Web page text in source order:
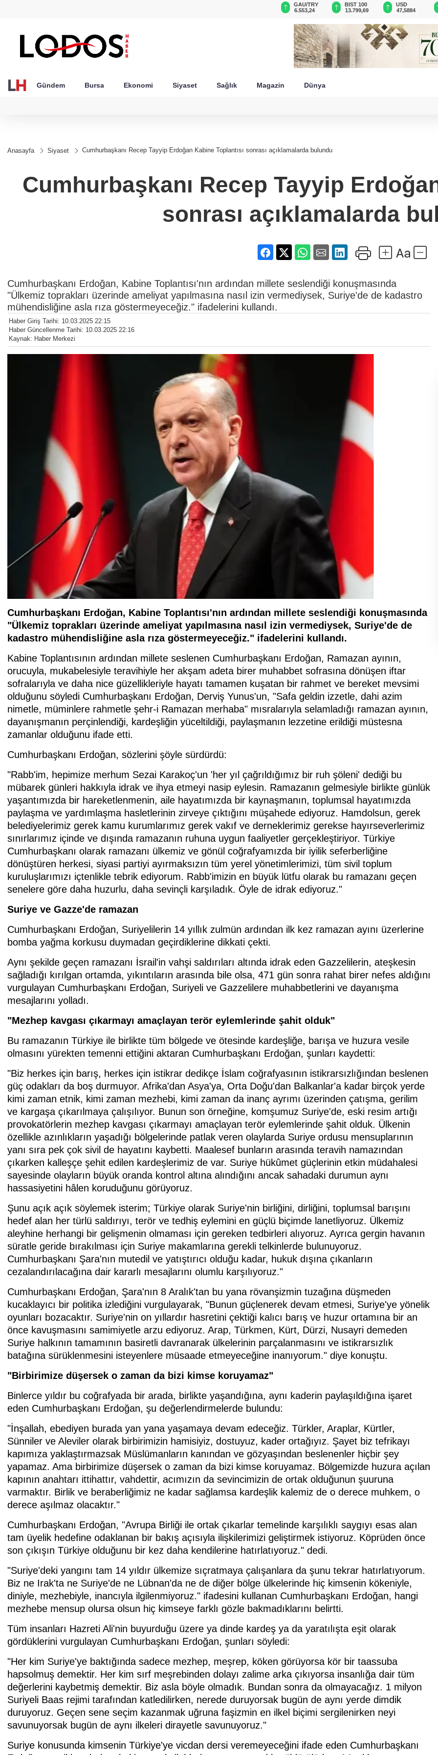
BIST 100
13.799,69
USD
47,5884
EUR
55,0514
Gündem Bursa Ekonomi Siyaset Sağlık Magazin Dünya
Anasayfa Siyaset Cumhurbaşkanı Recep Tayyip Erdoğan Kabine Toplantısı sonrası açıklamalarda bulundu
Cumhurbaşkanı Recep Tayyip
sonrası açıklamalarda
Cumhurbaşkanı Erdoğan, Kabine Toplantısı'nın ardından millete seslendiği konuşmasında
"Ülkemiz toprakları üzerinde ameliyat yapılmasına nasıl izin vermediysek, Suriye'de de kadastro
mühendisliğine asla rıza göstermeyeceğiz." ifadelerini kullandı.
Haber Giriş Tarihi: 10.03.2025 22:15
Haber Güncellenme Tarihi: 10.03.2025 22:16
Kaynak: Haber Merkezi
Cumhurbaşkanı Erdoğan, Kabine Toplantısı'nın ardından millete seslendiği konuşmasında
"Ülkemiz toprakları üzerinde ameliyat yapılmasına nasıl izin vermediysek, Suriye'de de
kadastro mühendisliğine asla rıza göstermeyeceğiz." ifadelerini kullandı.
Kabine Toplantısının ardından millete seslenen Cumhurbaşkanı Erdoğan, Ramazan ayının,
orucuyla, mukabelesiyle teravihiyle her akşam adeta birer muhabbet sofrasına dönüşen iftar
sofralarıyla ve daha nice güzellikleriyle hayatı tamamen kuşatan bir rahmet ve bereket mevsimi
olduğunu söyledi Cumhurbaşkanı Erdoğan, Derviş Yunus'un, "Safa geldin izzetle, dahi azim
nimetle, müminlere rahmetle şehr-i Ramazan merhaba" mısralarıyla selamladığı ramazan ayının,
dayanışmanın perçinlendiği, kardeşliğin yüceltildiği, paylaşmanın lezzetine erildiği müstesna
zamanlar olduğunu ifade etti.
Cumhurbaşkanı Erdoğan, sözlerini şöyle sürdürdü:
"Rabb'im, hepimize merhum Sezai Karakoç'un 'her yıl çağrıldığımız bir ruh şöleni' dediği bu
mübarek günleri hakkıyla idrak ve ihya etmeyi nasip eylesin. Ramazanın gelmesiyle birlikte günlük
yaşantımızda bir hareketlenmenin, aile hayatımızda bir kaynaşmanın, toplumsal hayatımızda
paylaşma ve yardımlaşma hasletlerinin zirveye çıktığını müşahede ediyoruz. Hamdolsun, gerek
belediyelerimiz gerek kamu kurumlarımız gerek vakıf ve derneklerimiz gerekse hayırseverlerimiz
sınırlarımız içinde ve dışında ramazanın ruhuna uygun faaliyetler gerçekleştiriyor. Türkiye
Cumhurbaşkanı olarak ramazanı ülkemiz ve gönül coğrafyamızda bir iyilik seferberliğine
dönüştüren herkesi, siyasi partiyi ayırmaksızın tüm yerel yönetimlerimizi, tüm sivil toplum
kuruluşlarımızı içtenlikle tebrik ediyorum. Rabb'imizin en büyük lütfu olarak bu ramazanı geçen
senelere göre daha huzurlu, daha sevinçli karşıladık. Öyle de idrak ediyoruz."
Suriye ve Gazze'de ramazan
Cumhurbaşkanı Erdoğan, Suriyelilerin 14 yıllık zulmün ardından ilk kez ramazan ayını üzerlerine
bomba yağma korkusu duymadan geçirdiklerine dikkati çekti.
Aynı şekilde geçen ramazanı İsrail'in vahşi saldırıları altında idrak eden Gazzelilerin, ateşkesin
sağladığı kırılgan ortamda, yıkıntıların arasında bile olsa, 471 gün sonra rahat birer nefes aldığını
vurgulayan Cumhurbaşkanı Erdoğan, Suriyeli ve Gazzelilere muhabbetlerini ve dayanışma
mesajlarını yolladı.
"Mezhep kavgası çıkarmayı amaçlayan terör eylemlerinde şahit olduk"
Bu ramazanın Türkiye ile birlikte tüm bölgede ve ötesinde kardeşliğe, barışa ve huzura vesile
olmasını yürekten temenni ettiğini aktaran Cumhurbaşkanı Erdoğan, şunları kaydetti:
"Biz herkes için barış, herkes için istikrar dedikçe İslam coğrafyasının istikrarsızlığından beslenen
güç odakları da boş durmuyor. Afrika'dan Asya'ya, Orta Doğu'dan Balkanlar'a kadar birçok yerde
kimi zaman etnik, kimi zaman mezhebi, kimi zaman da inanç ayrımı üzerinden çatışma, gerilim
ve kargaşa çıkarılmaya çalışılıyor. Bunun son örneğine, komşumuz Suriye'de, eski resim artığı
provokatörlerin mezhep kavgası çıkarmayı amaçlayan terör eylemlerinde şahit olduk. Ülkenin
özellikle azınlıkların yaşadığı bölgelerinde patlak veren olaylarda Suriye ordusu mensuplarının
yanı sıra pek çok sivil de hayatını kaybetti. Maalesef bunların arasında teravih namazından
çıkarken kalleşçe şehit edilen kardeşlerimiz de var. Suriye hükûmet güçlerinin etkin müdahalesi
sayesinde olayların büyük oranda kontrol altına alındığını ancak sahadaki durumun aynı
hassasiyetini hâlen koruduğunu görüyoruz.
Şunu açık açık söylemek isterim; Türkiye olarak Suriye'nin birliğini, dirliğini, toplumsal barışını
hedef alan her türlü saldırıyı, terör ve tedhiş eylemini en güçlü biçimde lanetliyoruz. Ülkemiz
aleyhine herhangi bir gelişmenin olmaması için gereken tedbirleri alıyoruz. Ayrıca gergin havanın
süratle geride bırakılması için Suriye makamlarına gerekli telkinlerde bulunuyoruz.
Cumhurbaşkanı Şara'nın mutedil ve yatıştırıcı olduğu kadar, hukuk dışına çıkanların
cezalandırılacağına dair kararlı mesajlarını olumlu karşılıyoruz."
Cumhurbaşkanı Erdoğan, Şara'nın 8 Aralık'tan bu yana rövanşizmin tuzağına düşmeden
kucaklayıcı bir politika izlediğini vurgulayarak, "Bunun güçlenerek devam etmesi, Suriye'ye yönelik
oyunları bozacaktır. Suriye'nin on yıllardır hasretini çektiği kalıcı barış ve huzur ortamına bir an
önce kavuşmasını samimiyetle arzu ediyoruz. Arap, Türkmen, Kürt, Dürzi, Nusayri demeden
Suriye halkının tamamının basiretli davranarak ülkelerinin parçalanmasını ve istikrarsızlık
batağına sürüklenmesini isteyenlere müsaade etmeyeceğine inanıyorum." diye konuştu.
"Birbirimize düşersek o zaman da bizi kimse koruyamaz"
Binlerce yıldır bu coğrafyada bir arada, birlikte yaşandığına, aynı kaderin paylaşıldığına işaret
eden Cumhurbaşkanı Erdoğan, şu değerlendirmelerde bulundu:
"İnşallah, ebediyen burada yan yana yaşamaya devam edeceğiz. Türkler, Araplar, Kürtler,
Sünniler ve Aleviler olarak birbirimizin hamisiyiz, dostuyuz, kader ortağıyız. Şayet biz tefrikayı
kapımıza yaklaştırmazsak Müslümanların kanından ve gözyaşından beslenenler hiçbir şey
yapamaz. Ama birbirimize düşersek o zaman da bizi kimse koruyamaz. Bölgemizde huzura açılan
kapının anahtarı ittihattır, vahdettir, acımızın da sevincimizin de ortak olduğunun şuuruna
varmaktır. Birlik ve beraberliğimiz ne kadar sağlamsa kardeşlik kalemiz de o derece muhkem, o
derece aşılmaz olacaktır."
Cumhurbaşkanı Erdoğan, "Avrupa Birliği ile ortak çıkarlar temelinde karşılıklı saygıyı esas alan
tam üyelik hedefine odaklanan bir bakış açısıyla ilişkilerimizi geliştirmek istiyoruz. Köprüden önce
son çıkışın Türkiye olduğunu bir kez daha kendilerine hatırlatıyoruz." dedi.
"Suriye'deki yangını tam 14 yıldır ülkemize sıçratmaya çalışanlara da şunu tekrar hatırlatıyorum.
Biz ne Irak'ta ne Suriye'de ne Lübnan'da ne de diğer bölge ülkelerinde hiç kimsenin kökeniyle,
diniyle, mezhebiyle, inancıyla ilgilenmiyoruz." ifadesini kullanan Cumhurbaşkanı Erdoğan, hangi
mezhebe mensup olursa olsun hiç kimseye farklı gözle bakmadıklarını belirtti.
Tüm insanları Hazreti Ali'nin buyurduğu üzere ya dinde kardeş ya da yaratılışta eşit olarak
gördüklerini vurgulayan Cumhurbaşkanı Erdoğan, şunları söyledi:
"Her kim Suriye'ye baktığında sadece mezhep, meşrep, köken görüyorsa kör bir taassuba
hapsolmuş demektir. Her kim sırf meşrebinden dolayı zalime arka çıkıyorsa insanlığa dair tüm
değerlerini kaybetmiş demektir. Biz asla böyle olmadık. Bundan sonra da olmayacağız. 1 milyon
Suriyeli Baas rejimi tarafından katledilirken, nerede duruyorsak bugün de aynı yerde dimdik
duruyoruz. Geçen sene seçim kazanmak uğruna faşizmin en ilkel biçimi sergilenirken neyi
savunuyorsak bugün de aynı ilkeleri dirayetle savunuyoruz."
Suriye konusunda kimsenin Türkiye'ye vicdan dersi veremeyeceğini ifade eden Cumhurbaşkanı